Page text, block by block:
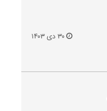
۳۰ دی ۱۴۰۳